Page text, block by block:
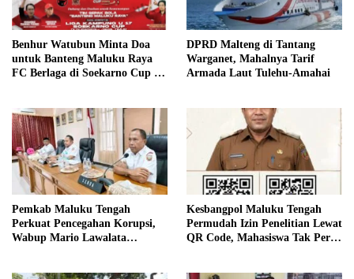
Benhur Watubun Minta Doa
untuk Banteng Maluku Raya
FC Berlaga di Soekarno Cup U-
DPRD Malteng di Tantang
Warganet, Mahalnya Tarif
Armada Laut Tulehu-Amahai
Pemkab Maluku Tengah
Perkuat Pencegahan Korupsi,
Wabup Mario Lawalata
Kesbangpol Maluku Tengah
Permudah Izin Penelitian Lewat
QR Code, Mahasiswa Tak Perlu